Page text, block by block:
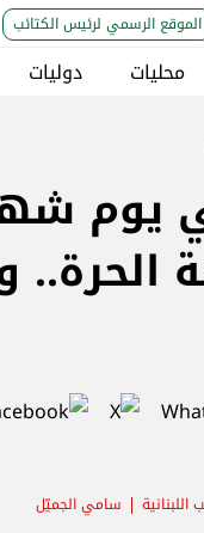
الموقع الرسمي لرئيس الكتائب
محليات دوليات
يوم
اللبنانية سامي الجميّل